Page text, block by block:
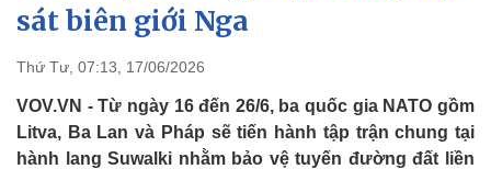
Đảng
Tổ chức nhân sự
Nhận diện sự thật
Việc làm
Biển đảo
sát biên giới Nga
Thứ Tư, 07:13, 17/06/2026
VOV.VN - Từ ngày 16 đến 26/6, ba quốc gia NATO gồm
Litva, Ba Lan và Pháp sẽ tiến hành tập trận chung tại
hành lang Suwalki nhằm bảo vệ tuyến đường đất liền